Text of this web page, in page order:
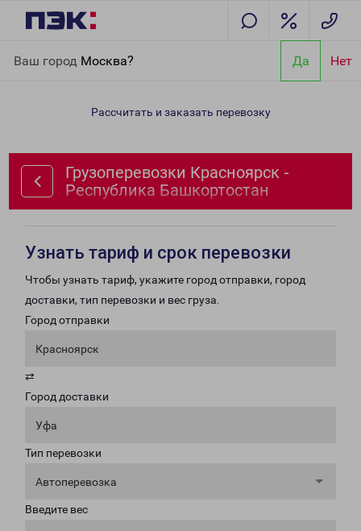
Ваш город Москва? Да Нет
Республика Башкортостан
Рассчитать и заказать перевозку
Грузоперевозки Красноярск -
Республика Башкортостан
Узнать тариф и срок перевозки
Чтобы узнать тариф, укажите город отправки, город
доставки, тип перевозки и вес груза.
Город отправки
Красноярск
⇄
Город доставки
Уфа
Тип перевозки
Автоперевозка
Введите вес